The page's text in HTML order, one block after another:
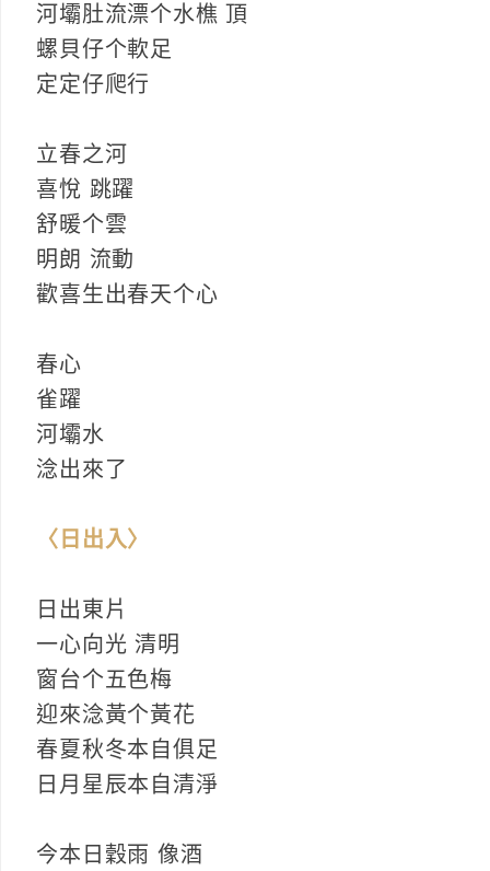
河壩肚流漂个水樵 頂
螺貝仔个軟足
定定仔爬行
立春之河
喜悅 跳躍
舒暖个雲
明朗 流動
歡喜生出春天个心
春心
雀躍
河壩水
淰出來了
〈日出入〉
日出東片
一心向光 清明
窗台个五色梅
迎來淰黃个黃花
春夏秋冬本自俱足
日月星辰本自清淨
今本日穀雨 像酒